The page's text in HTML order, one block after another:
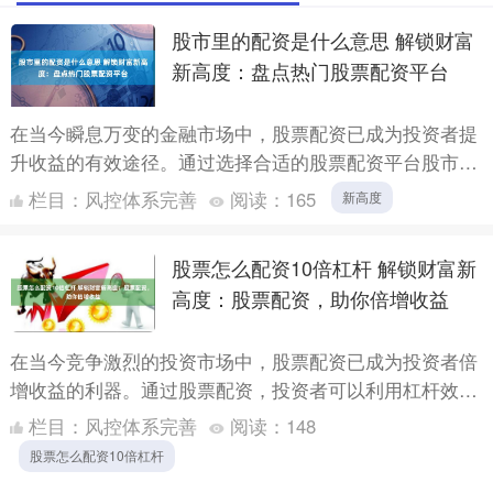
股市里的配资是什么意思 解锁财富
新高度：盘点热门股票配资平台
在当今瞬息万变的金融市场中，股票配资已成为投资者提
升收益的有效途径。通过选择合适的股票配资平台股市里
的配资是什么意思，投资者可以获得杠杆资金，扩大投资
规模，从而....
栏目： 风控体系完善 阅读： 165 新高度
股票怎么配资10倍杠杆 解锁财富新
高度：股票配资，助你倍增收益
在当今竞争激烈的投资市场中，股票配资已成为投资者倍
增收益的利器。通过股票配资，投资者可以利用杠杆效
应，以较小的本金撬动更大的投资额，从而获得更高的潜
在收益。 *....
栏目： 风控体系完善 阅读： 148
股票怎么配资10倍杠杆